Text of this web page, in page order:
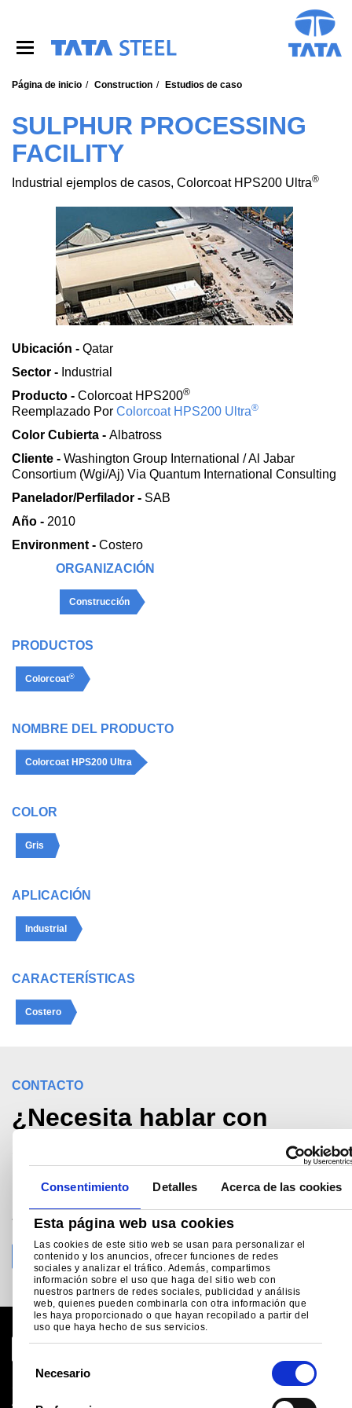
Consentimiento Detalles Acerca de las cookies
Esta página web usa cookies
Las cookies de este sitio web se usan para personalizar el
contenido y los anuncios, ofrecer funciones de redes
sociales y analizar el tráfico. Además, compartimos
información sobre el uso que haga del sitio web con
nuestros partners de redes sociales, publicidad y análisis
web, quienes pueden combinarla con otra información que
les haya proporcionado o que hayan recopilado a partir del
uso que haya hecho de sus servicios.
Necesario
Página de inicio Construction Estudios de caso
SULPHUR PROCESSING
FACILITY
Industrial ejemplos de casos, Colorcoat HPS200 Ultra®
Ubicación - Qatar
Sector - Industrial
Producto - Colorcoat HPS200®
Reemplazado Por Colorcoat HPS200 Ultra®
Color Cubierta - Albatross
Cliente - Washington Group International / Al Jabar
Consortium (Wgi/Aj) Via Quantum International Consulting
Panelador/Perfilador - SAB
Año - 2010
Environment - Costero
ORGANIZACIÓN
Construcción
PRODUCTOS
Colorcoat®
NOMBRE DEL PRODUCTO
Colorcoat HPS200 Ultra
COLOR
Gris
APLICACIÓN
Industrial
CARACTERÍSTICAS
Costero
CONTACTO
¿Necesita hablar con
Llame Apoyo técnico al
+34 (0) 914 252 910
madrid@tatasteeleurope.com
Aviso legal